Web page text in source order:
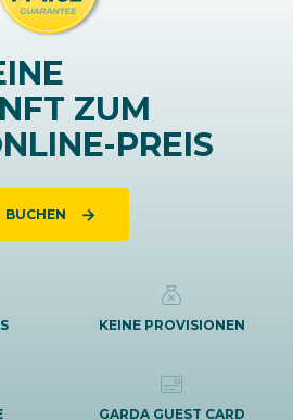
ZUM
PREIS
BUCHEN
KEINE PROVISIONEN
GARDA GUEST CARD